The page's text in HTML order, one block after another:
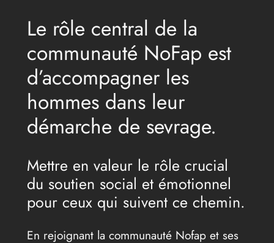
Le rôle central de la
communauté NoFap est
d’accompagner les
hommes dans leur
démarche de sevrage.
Mettre en valeur le rôle crucial
du soutien social et émotionnel
pour ceux qui suivent ce chemin.
En rejoignant la communauté Nofap et ses